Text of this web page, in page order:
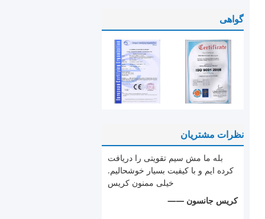
گواهی
نظرات مشتریان
بله ما مش سیم تقویتی را دریافت
کرده ایم و با کیفیت بسیار خوشحالیم.
خیلی ممنون کریس
—— کریس جانسون